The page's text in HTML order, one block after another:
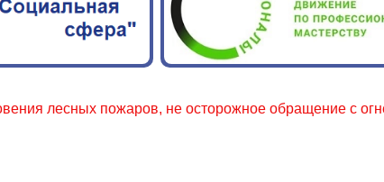
осторожное обращение с огнем местного